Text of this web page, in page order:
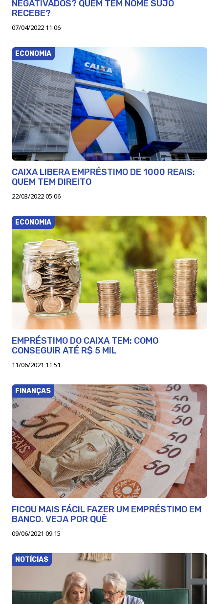
NEGATIVADOS? QUEM TEM NOME SUJO
RECEBE?
07/04/2022 11:06
ECONOMIA
CAIXA LIBERA EMPRÉSTIMO DE 1000 REAIS:
QUEM TEM DIREITO
22/03/2022 05:06
ECONOMIA
EMPRÉSTIMO DO CAIXA TEM: COMO
CONSEGUIR ATÉ R$ 5 MIL
11/06/2021 11:51
FINANÇAS
FICOU MAIS FÁCIL FAZER UM EMPRÉSTIMO EM
BANCO. VEJA POR QUÊ
09/06/2021 09:15
NOTÍCIAS